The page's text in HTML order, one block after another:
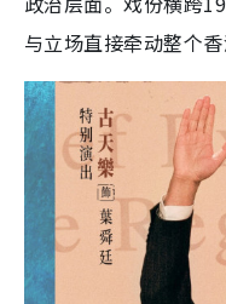
与立场直接牵动整个香